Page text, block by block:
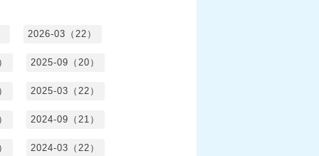
2026-03（22）
2025-09（20）
2025-03（22）
2024-09（21）
2024-03（22）